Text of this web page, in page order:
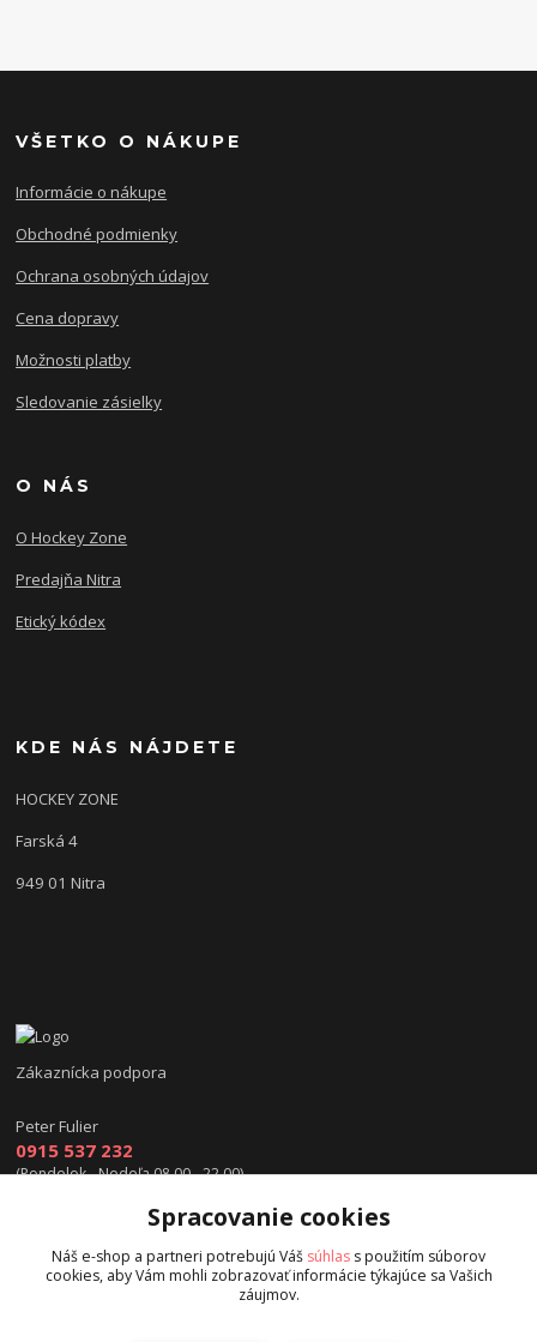
VŠETKO O NÁKUPE
Informácie o nákupe
Obchodné podmienky
Ochrana osobných údajov
Cena dopravy
Možnosti platby
Sledovanie zásielky
O NÁS
O Hockey Zone
Predajňa Nitra
Etický kódex
KDE NÁS NÁJDETE
HOCKEY ZONE
Farská 4
949 01 Nitra
Zákaznícka podpora
Peter Fulier
0915 537 232
(Pondelok - Nedeľa 08.00 - 22.00)
info@hokejexpert.sk
Spracovanie cookies
Náš e-shop a partneri potrebujú Váš súhlas s použitím súborov
cookies, aby Vám mohli zobrazovať informácie týkajúce sa Vašich
záujmov.